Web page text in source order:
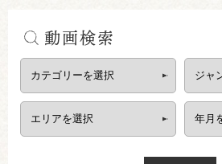
動画検索